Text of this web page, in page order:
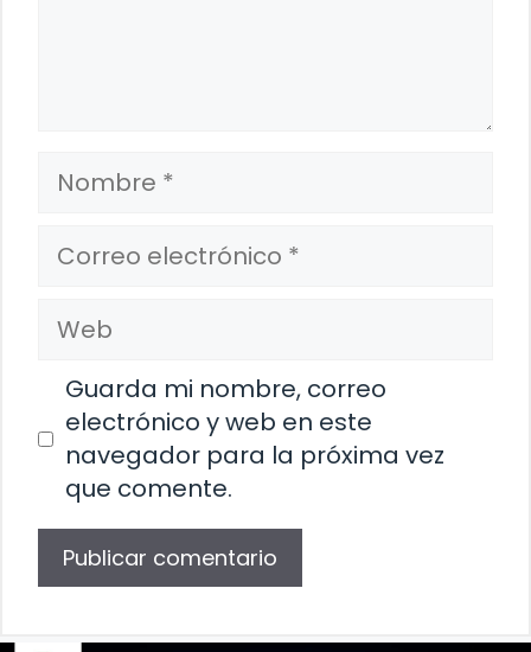
Nombre
Correo
electrónico
Web
Guarda mi nombre, correo
electrónico y web en este
navegador para la próxima vez
que comente.